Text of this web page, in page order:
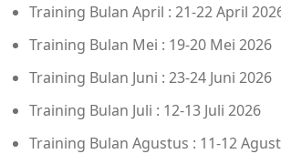
Training Bulan April : 21-22 April
Training Bulan Mei : 19-20 Mei 2026
Training Bulan Juni : 23-24 Juni 2026
Training Bulan Juli : 12-13 Juli 2026
Training Bulan Agustus : 11-12